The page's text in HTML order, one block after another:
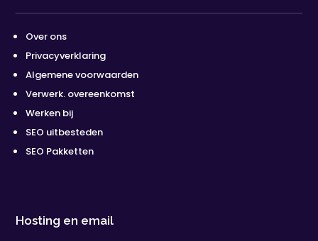
Over ons
Privacyverklaring
Algemene voorwaarden
Verwerk. overeenkomst
Werken bij
SEO uitbesteden
SEO Pakketten
Hosting en email